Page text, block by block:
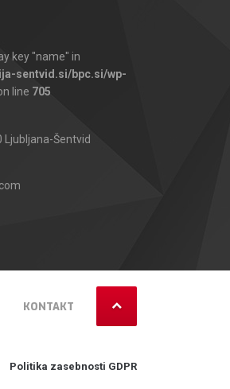
key "name" in
sentvid.si/bpc.si/wp-
line 705
Ljubljana-Šentvid
KONTAKT
Politika zasebnosti GDPR